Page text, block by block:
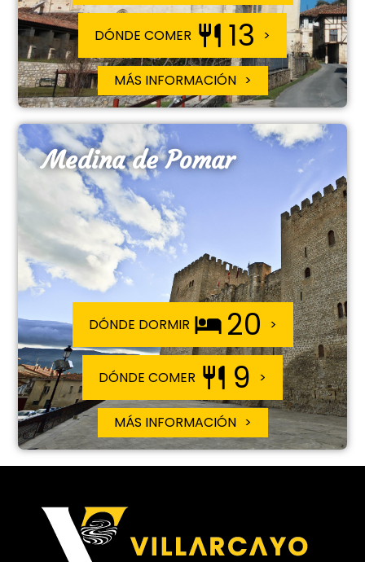
DÓNDE COMER 13
MÁS INFORMACIÓN
Medina de Pomar
DÓNDE DORMIR 20
DÓNDE COMER 9
MÁS INFORMACIÓN